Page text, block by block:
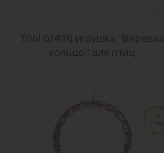
Triol 0249XJ игрушка "Веревка
кольцо" для птиц